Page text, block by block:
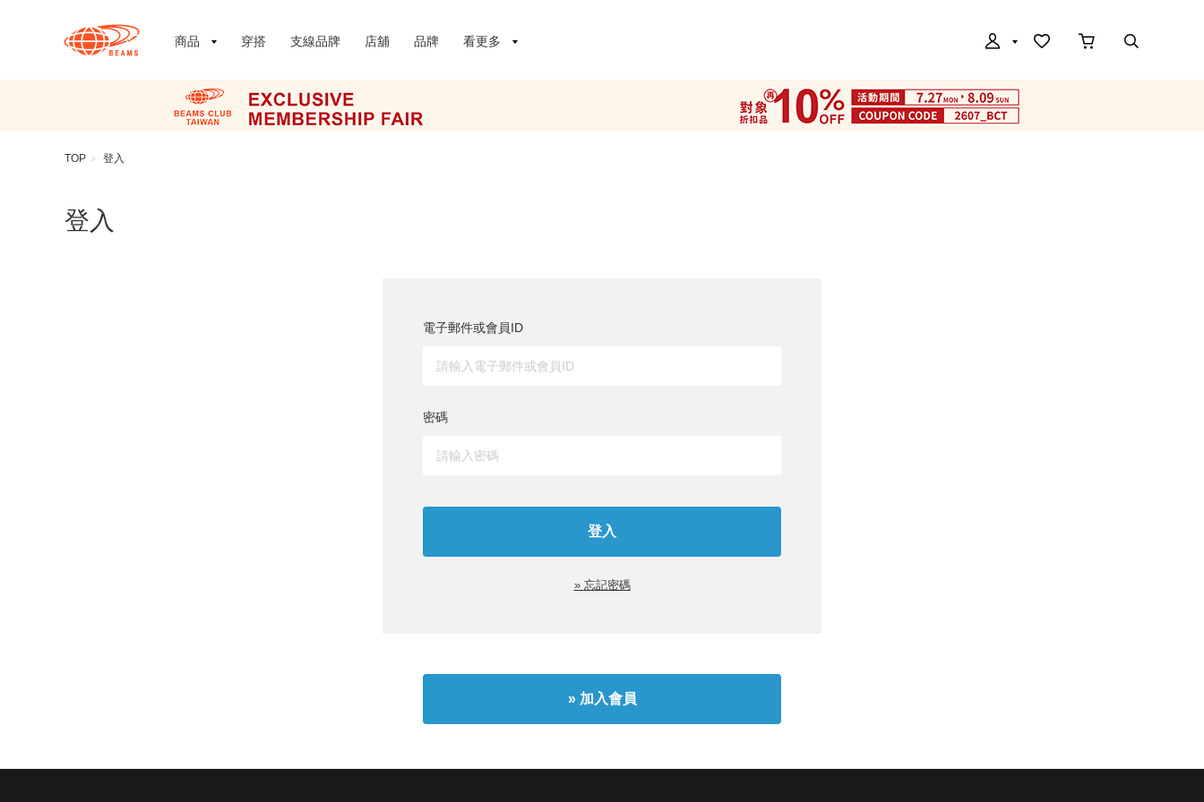
商品 穿搭 支線品牌 店舖 品牌 看更多
TOP > 登入
登入
電子郵件或會員ID
密碼
» 忘記密碼